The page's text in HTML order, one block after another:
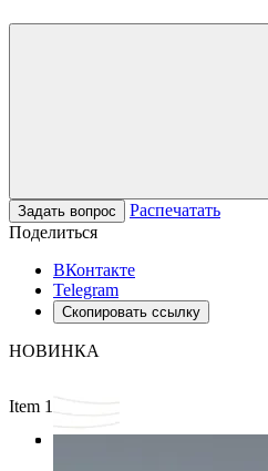
Задать вопрос
Распечатать
Поделиться
ВКонтакте
Telegram
Скопировать ссылку
НОВИНКА
Item 1 of 3